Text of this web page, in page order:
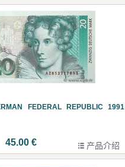
FEDERAL REPUBLIC 1991
45.00 € 产品介绍